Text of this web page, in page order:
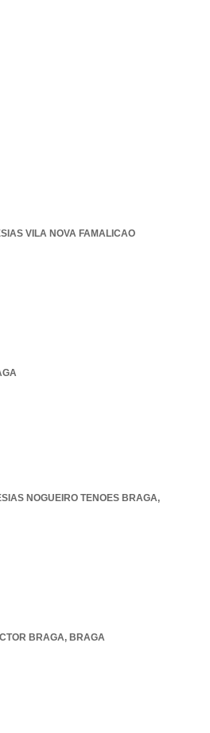
VILA NOVA FAMALICAO
NOGUEIRO TENOES BRAGA,
BRAGA, BRAGA